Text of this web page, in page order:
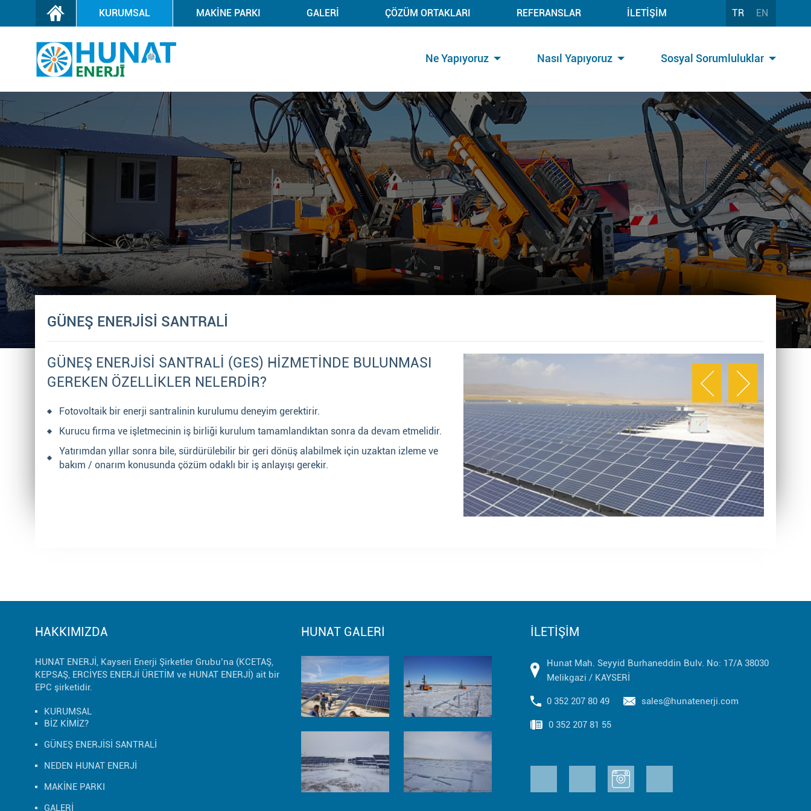
KURUMSAL MAKİNE PARKI GALERİ ÇÖZÜM ORTAKLARI REFERANSLAR İLETİŞİM TR EN
Ne Yapıyoruz Nasıl Yapıyoruz Sosyal Sorumluluklar
GÜNEŞ ENERJİSİ SANTRALİ
GÜNEŞ ENERJİSİ SANTRALİ (GES) HİZMETİNDE BULUNMASI
GEREKEN ÖZELLİKLER NELERDİR?
Fotovoltaik bir enerji santralinin kurulumu deneyim gerektirir.
Kurucu firma ve işletmecinin iş birliği kurulum tamamlandıktan sonra da devam etmelidir.
Yatırımdan yıllar sonra bile, sürdürülebilir bir geri dönüş alabilmek için uzaktan izleme ve
bakım / onarım konusunda çözüm odaklı bir iş anlayışı gerekir.
HAKKIMIZDA
HUNAT ENERJİ, Kayseri Enerji Şirketler Grubu’na (KCETAŞ,
KEPSAŞ, ERCİYES ENERJİ ÜRETİM ve HUNAT ENERJİ) ait bir
EPC şirketidir.
KURUMSAL
BİZ KİMİZ?
GÜNEŞ ENERJİSİ SANTRALİ
NEDEN HUNAT ENERJİ
MAKİNE PARKI
GALERİ
HUNAT GALERİ İLETİŞİM
Hunat Mah. Seyyid Burhaneddin Bulv. No: 17/A 38030
Melikgazi / KAYSERİ
0 352 207 80 49 sales@hunatenerji.com
0 352 207 81 55